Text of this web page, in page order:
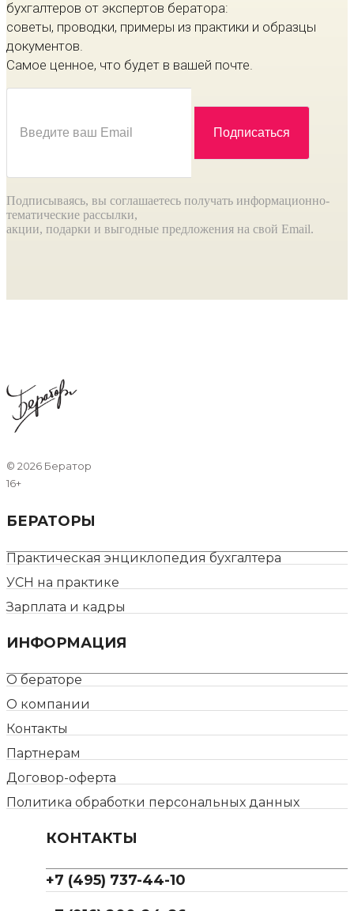
бухгалтеров от экспертов бератора:
советы, проводки, примеры из практики и образцы
документов.
Самое ценное, что будет в вашей почте.
Подписываясь, вы соглашаетесь получать информационно-
тематические рассылки,
акции, подарки и выгодные предложения на свой Email.
© 2026 Бератор
16+
БЕРАТОРЫ
Практическая энциклопедия бухгалтера
УСН на практике
Зарплата и кадры
ИНФОРМАЦИЯ
О бераторе
О компании
Контакты
Партнерам
Договор-оферта
Политика обработки персональных данных
КОНТАКТЫ
+7 (495) 737-44-10